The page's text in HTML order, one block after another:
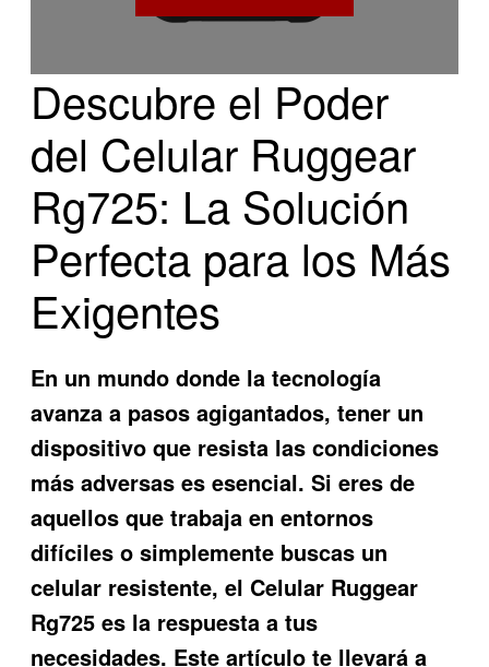
Descubre el Poder
del Celular Ruggear
Rg725: La Solución
Perfecta para los Más
Exigentes
En un mundo donde la tecnología
avanza a pasos agigantados, tener un
dispositivo que resista las condiciones
más adversas es esencial. Si eres de
aquellos que trabaja en entornos
difíciles o simplemente buscas un
celular resistente, el Celular Ruggear
Rg725 es la respuesta a tus
necesidades. Este artículo te llevará a